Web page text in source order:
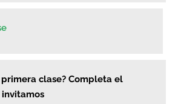
primera clase? Completa el